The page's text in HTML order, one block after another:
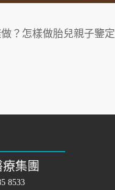
？怎樣做胎兒親子鑒定
集團
8533